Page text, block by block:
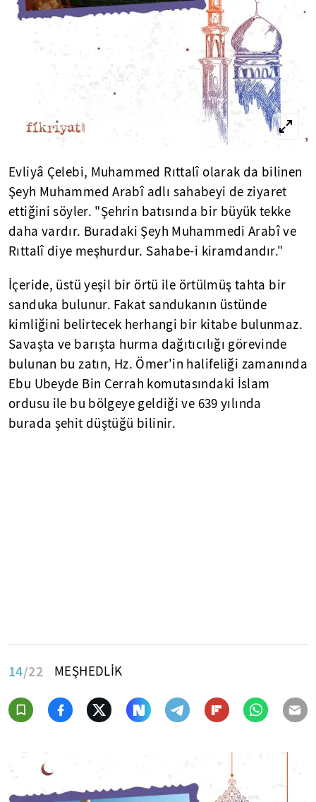
Evliyâ Çelebi, Muhammed Rıttalî olarak da bilinen
Şeyh Muhammed Arabî adlı sahabeyi de ziyaret
ettiğini söyler. "Şehrin batısında bir büyük tekke
daha vardır. Buradaki Şeyh Muhammedi Arabî ve
Rıttalî diye meşhurdur. Sahabe-i kiramdandır."
İçeride, üstü yeşil bir örtü ile örtülmüş tahta bir
sanduka bulunur. Fakat sandukanın üstünde
kimliğini belirtecek herhangi bir kitabe bulunmaz.
Savaşta ve barışta hurma dağıtıcılığı görevinde
bulunan bu zatın, Hz. Ömer'in halifeliği zamanında
Ebu Ubeyde Bin Cerrah komutasındaki İslam
ordusu ile bu bölgeye geldiği ve 639 yılında
burada şehit düştüğü bilinir.
14/22 MEŞHEDLİK